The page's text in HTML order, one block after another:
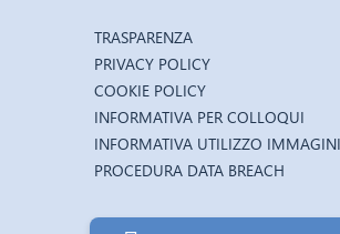
TRASPARENZA
PRIVACY POLICY
COOKIE POLICY
INFORMATIVA PER COLLOQUI
INFORMATIVA UTILIZZO
PROCEDURA DATA BREACH